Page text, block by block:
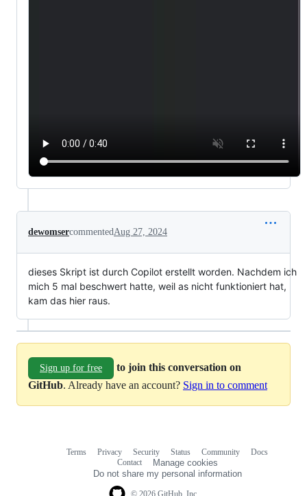
dewomsercommented Aug 27, 2024
dieses Skript ist durch Copilot erstellt worden. Nachdem ich
mich 5 mal beschwert hatte, weil as nicht funktioniert hat,
kam das hier raus.
Sign up for free
to join this conversation on
GitHub. Already have an account? Sign in to comment
Terms Privacy Security Status Community
Docs
Contact
Manage cookies
Do not share my personal information